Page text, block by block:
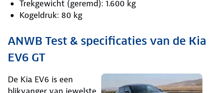
Trekgewicht (geremd): 1.600 kg
Kogeldruk: 80 kg
ANWB Test & specificaties van de Kia
EV6 GT
De Kia EV6 is een